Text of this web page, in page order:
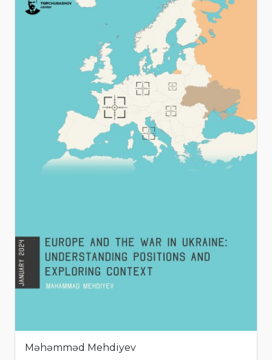
Məhəmməd Mehdiyev